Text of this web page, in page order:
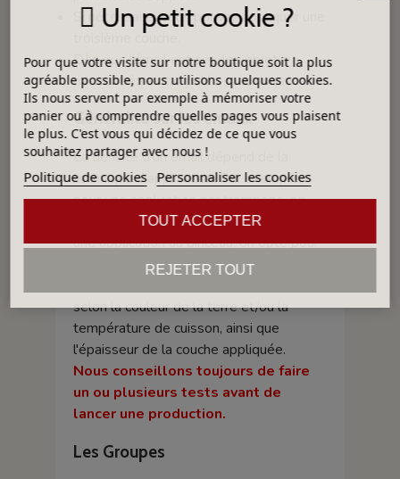
Si nécessaire, vous pouvez appliquer une
troisième couche.
Dès que l’émail est sec, les objets
peuvent être manipulés sans risque.
Généralité sur les émaux
La densité d’un émail dépend de la
technique d'application. Par exemple,
pour une application par trempage, on
opte pour une faible densité, quand, pour
une application au pinceau, on opte pour
une densité forte.
selon la couleur de la terre et/ou la
température de cuisson, ainsi que
l'épaisseur de la couche appliquée.
Nous conseillons toujours de faire
un ou plusieurs tests avant de
lancer une production.
Les Groupes
Un petit cookie ?
Pour que votre visite sur notre boutique soit la plus
agréable possible, nous utilisons quelques cookies.
Ils nous servent par exemple à mémoriser votre
panier ou à comprendre quelles pages vous plaisent
le plus. C'est vous qui décidez de ce que vous
souhaitez partager avec nous !
Politique de cookies Personnaliser les cookies
REJETER TOUT
TOUT ACCEPTER